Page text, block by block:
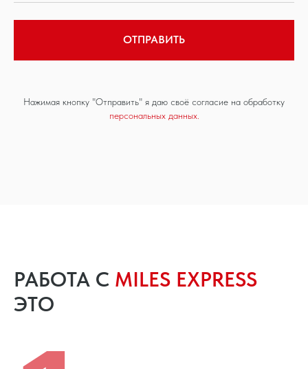
ОТПРАВИТЬ
Нажимая кнопку "Отправить" я даю своё согласие на обработку
персональных данных.
РАБОТА С MILES EXPRESS
ЭТО